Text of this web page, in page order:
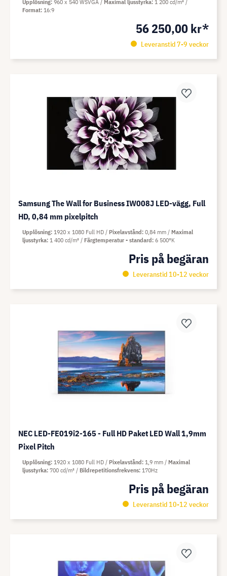
56 250,00 kr*
Leveranstid 7-9 veckor
Upplösning 960 x 540 WSVGA Maximal ljusstyrka 1 200 cd/m²
Format 16:9
Samsung The Wall for Business IW008J LED-vägg, Full
HD, 0,84 mm pixelpitch
Pris på begäran
Leveranstid 10-12 veckor
Upplösning 1920 x 1080 Full HD Pixelavstånd 0,84 mm
Maximal
ljusstyrka 1 400 cd/m² Färgtemperatur - standard 6 500°K
NEC LED-FE019i2-165 - Full HD Paket LED Wall 1,9mm
Pixel Pitch
Pris på begäran
Leveranstid 10-12 veckor
Upplösning 1920 x 1080 Full HD Pixelavstånd 1,9 mm
Maximal
ljusstyrka 700 cd/m² Bildrepetitionsfrekvens 170Hz